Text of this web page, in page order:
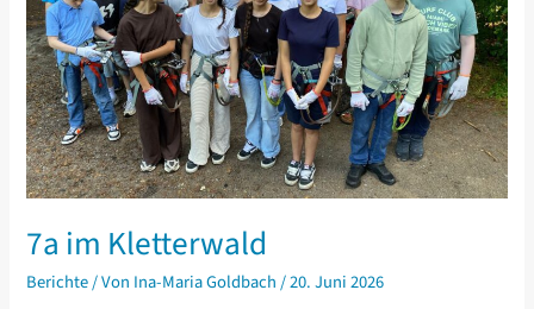
7a im Kletterwald
Berichte/ Von Ina-Maria Goldbach/20. Juni 2026